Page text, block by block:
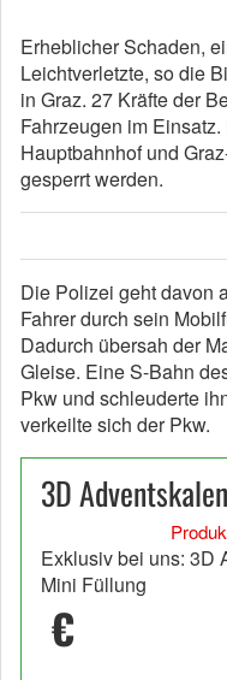
Erheblicher Schaden,
Leichtverletzte, so die
in Graz. 27 Kräfte der
Fahrzeugen im
Hauptbahnhof und
gesperrt werden.
Die Polizei geht davon
Fahrer durch sein
Dadurch übersah der
Gleise. Eine S-Bahn
Pkw und schleuderte
verkeilte sich der Pkw.
3D
Exklusiv bei uns: 3D
Mini Füllung
€